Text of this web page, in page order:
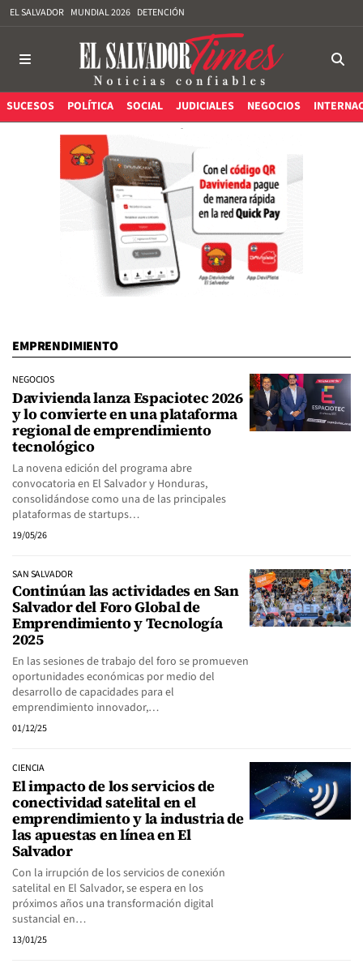
EL SALVADOR MUNDIAL 2026 DETENCIÓN
SUCESOS POLÍTICA SOCIAL JUDICIALES NEGOCIOS
EMPRENDIMIENTO
NEGOCIOS
Davivienda lanza Espaciotec 2026
y lo convierte en una plataforma
regional de emprendimiento
tecnológico
La novena edición del programa abre
convocatoria en El Salvador y Honduras,
consolidándose como una de las principales
plataformas de startups…
19/05/26
SAN SALVADOR
Continúan las actividades en San
Salvador del Foro Global de
Emprendimiento y Tecnología
2025
En las sesiones de trabajo del foro se promueven
oportunidades económicas por medio del
desarrollo de capacidades para el
emprendimiento innovador,…
01/12/25
CIENCIA
El impacto de los servicios de
conectividad satelital en el
emprendimiento y la industria de
las apuestas en línea en El
Salvador
Con la irrupción de los servicios de conexión
satelital en El Salvador, se espera en los
próximos años una transformación digital
sustancial en…
13/01/25